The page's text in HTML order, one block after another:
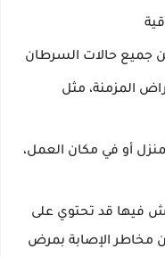
المزمنة، مثل
أو في مكان العمل،
فيها قد تحتوي على
مخاطر الإصابة بمرض